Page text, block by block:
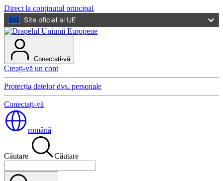
Direct la conținutul principal
Site oficial al UE
Conectați-vă
Creați-vă un cont
Protecția datelor dvs. personale
Conectați-vă
română
Căutare Căutare